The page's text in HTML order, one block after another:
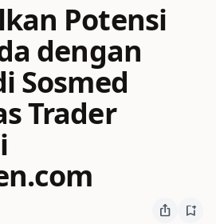
Potensi
dengan
Sosmed
Trader
ios_share bookmark_add